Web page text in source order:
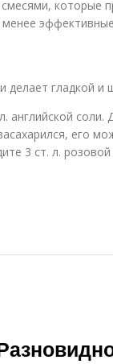
которые
делает гладкой и
английской соли.
его
3 ст. л.